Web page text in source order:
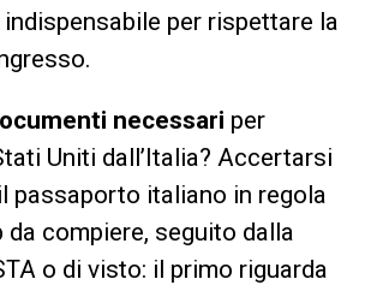
per rispettare la
necessari per
Uniti dall’Italia? Accertarsi
passaporto italiano in regola
da compiere, seguito dalla
o di visto: il primo riguarda